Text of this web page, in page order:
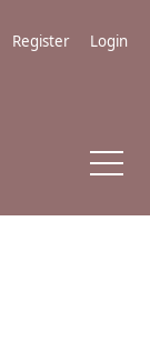
Register Login